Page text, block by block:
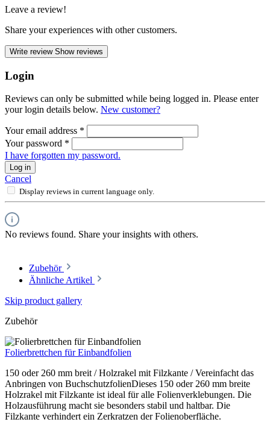
Leave a review!
Share your experiences with other customers.
Write review Show reviews
Login
Reviews can only be submitted while being logged in. Please enter
your login details below. New customer?
Your email address *
Your password *
I have forgotten my password.
Log in
Cancel
Display reviews in current language only.
No reviews found. Share your insights with others.
Zubehör
Ähnliche Artikel
Skip product gallery
Zubehör
Folierbrettchen für Einbandfolien
150 oder 260 mm breit / Holzrakel mit Filzkante / Vereinfacht das
Anbringen von BuchschutzfolienDieses 150 oder 260 mm breite
Holzrakel mit Filzkante ist ideal für alle Folienverklebungen. Die
Holzausführung macht sie besonders stabil und haltbar. Die
Filzkante verhindert ein Zerkratzen der Folienoberfläche.